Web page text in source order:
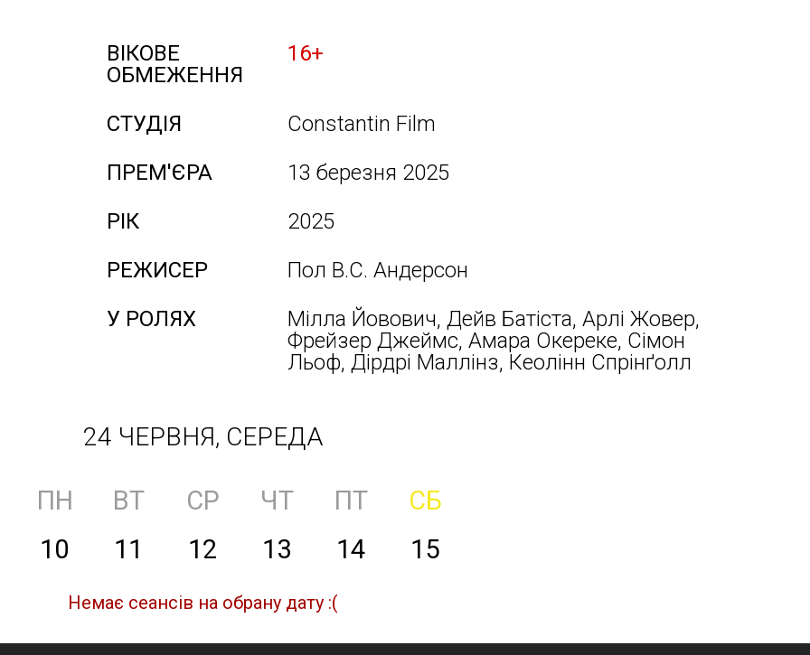
ВІКОВЕ
ОБМЕЖЕННЯ
16+
СТУДІЯ
Constantin Film
ПРЕМ'ЄРА
13 березня 2025
РІК
2025
РЕЖИСЕР
Пол В.С. Андерсон
У РОЛЯХ
Мілла Йовович, Дейв Батіста, Арлі Жовер,
Фрейзер Джеймс, Амара Окереке, Сімон
Льоф, Дірдрі Маллінз, Кеолінн Спрінґолл
24 ЧЕРВНЯ, СЕРЕДА
ПН ВТ СР ЧТ ПТ
СБ
10 11 12 13 14 15
Немає сеансів на обрану дату :(